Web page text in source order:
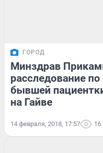
ГОРОД
Минздрав
расследование
бывшей
на Гайве
14 февраля, 2018, 17:57 16